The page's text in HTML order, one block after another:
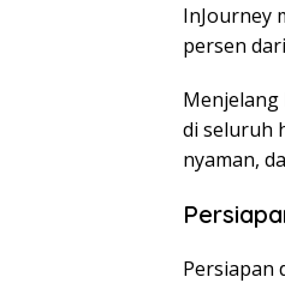
InJourney
persen
di seluruh
nyaman,
Persiapan